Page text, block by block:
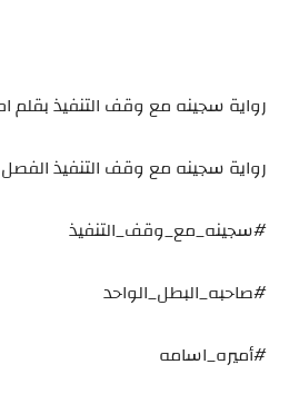
رواية سجينه مع وقف التنفيذ بقلم
رواية سجينه مع وقف التنفيذ
#سجينه_مع_وقف_التنفيذ
#صاحبه_البطل_الواحد
#أميره_اسامه